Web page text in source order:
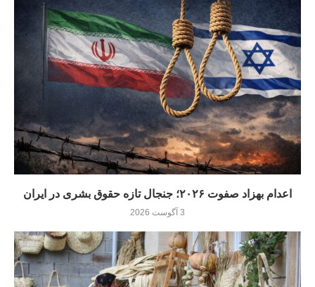
اعدام بهزاد صفوت ۲۰۲۶؛ جنجال تازه حقوق بشری در ایران
3 آگوست 2026